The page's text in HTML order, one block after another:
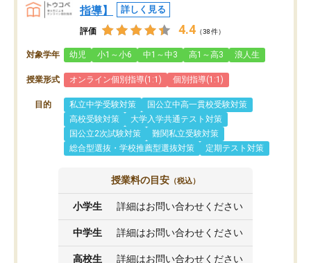
指導】
詳しく見る
評価 4.4 （38件）
対象学年 幼児 小1～小6 中1～中3 高1～高3 浪人生
授業形式 オンライン個別指導(1:1) 個別指導(1:1)
目的 私立中学受験対策
国公立中高一貫校受験対策
高校受験対策
大学入学共通テスト対策
国公立2次試験対策
難関私立受験対策
総合型選抜・学校推薦型選抜対策
定期テスト対策
授業料の目安 （税込）
小学生 詳細はお問い合わせください
中学生 詳細はお問い合わせください
高校生 詳細はお問い合わせください